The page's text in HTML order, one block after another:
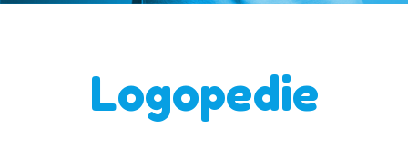
Logopedie